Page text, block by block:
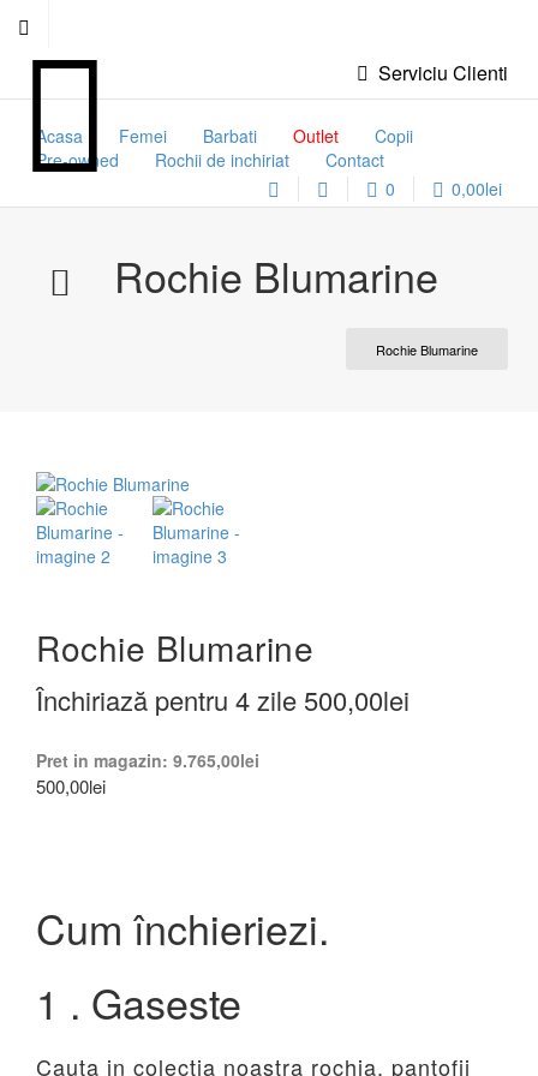
Serviciu Clienti
Acasa Femei Barbati Outlet
Copii
Pre-owned
Rochii de inchiriat
Contact
0
0,00lei
Rochie Blumarine
Rochie Blumarine
Rochie Blumarine
Închiriază pentru 4 zile 500,00lei
Pret in magazin: 9.765,00lei
500,00lei
Cum închieriezi.
1 . Gaseste
Cauta in colectia noastra rochia, pantofii